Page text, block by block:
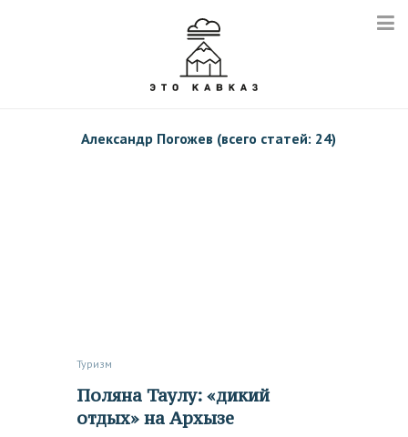
Александр Погожев (всего статей: 24)
Туризм
Поляна Таулу: «дикий
отдых» на Архызе